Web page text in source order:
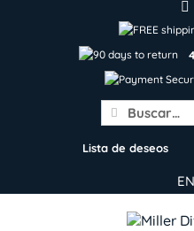
Search
for:
Lista de deseos
EN